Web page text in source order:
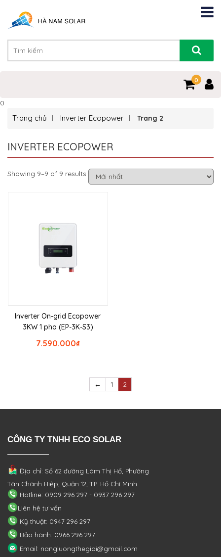
0
0
Trang chủ Inverter Ecopower Trang 2
INVERTER ECOPOWER
Showing 9–9 of 9 results
Inverter On-grid Ecopower
3KW 1 pha (EP-3K-S3)
₫
7.590.000
← 1 2
CÔNG TY TNHH ECO SOLAR
Địa chỉ: Số 62 đường Lâm Thị Hố, Phường
Tân Chánh Hiệp, Quận 12, TP. Hồ Chí Minh
Hotline: 0909 296 297 - 0937 296 297
Liên hệ tư vấn
Kỹ thuật: 0947 296 297
Bảo hành: 0966 296 297
Email: nangluongthegioi@gmail.com